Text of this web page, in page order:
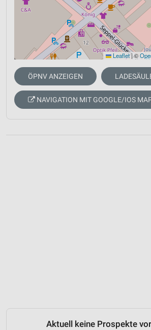
Leaflet|©
ÖPNV ANZEIGEN
NAVIGATION MIT GOOGLE/IOS
Aktuell keine Prospekte